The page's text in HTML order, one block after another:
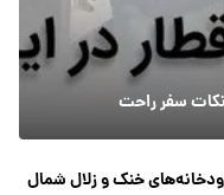
نکات سفر راحت
خنک و زلال شمال